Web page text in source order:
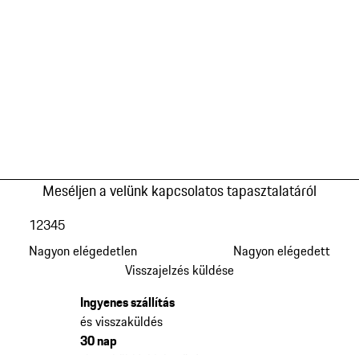
Meséljen a velünk kapcsolatos tapasztalatáról
Nagyon elégedetlen
12345
Nagyon elégedett
Visszajelzés küldése
Ingyenes szállítás
és visszaküldés
30 nap